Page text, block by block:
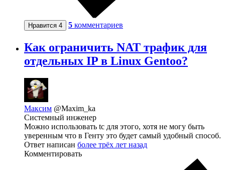
Нравится 4 5 комментариев
Как ограничить NAT трафик для
отдельных IP в Linux Gentoo?
Максим @Maxim_ka
Системный инженер
Можно использовать tc для этого, хотя не могу быть
уверенным что в Генту это будет самый удобный способ.
Ответ написан более трёх лет назад
Комментировать